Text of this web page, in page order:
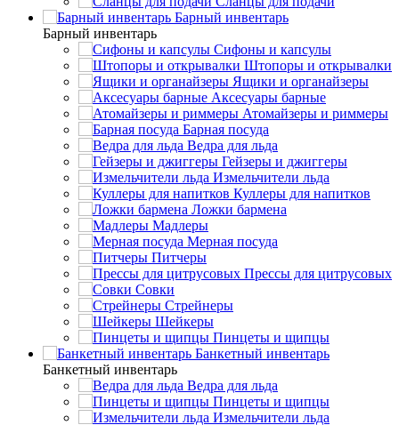
Барный инвентарь
Барный инвентарь
Сифоны и капсулы
Штопоры и открывалки
Ящики и органайзеры
Аксесуары барные
Атомайзеры и риммеры
Барная посуда
Ведра для льда
Гейзеры и джиггеры
Измельчители льда
Куллеры для напитков
Ложки бармена
Мадлеры
Мерная посуда
Питчеры
Прессы для цитрусовых
Совки
Стрейнеры
Шейкеры
Пинцеты и щипцы
Банкетный инвентарь
Банкетный инвентарь
Ведра для льда
Пинцеты и щипцы
Измельчители льда